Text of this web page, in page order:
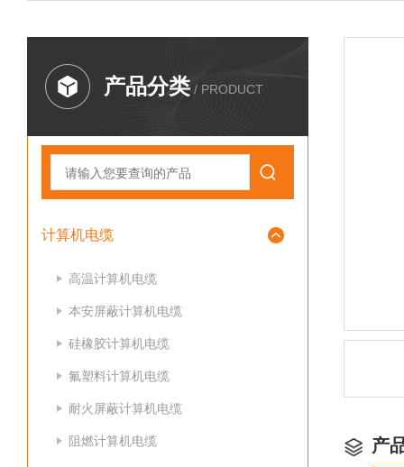
产品分类 / PRODUCT
计算机电缆
高温计算机电缆
本安屏蔽计算机电缆
硅橡胶计算机电缆
氟塑料计算机电缆
耐火屏蔽计算机电缆
阻燃计算机电缆 产